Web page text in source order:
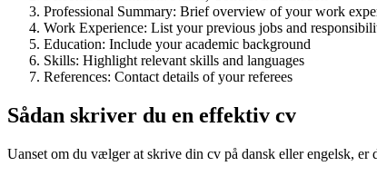
Professional Summary: Brief overview of your work
Work Experience: List your previous jobs and
Education: Include your academic background
Skills: Highlight relevant skills and languages
References: Contact details of your referees
Sådan skriver du en effektiv cv
Uanset om du vælger at skrive din cv på dansk eller engelsk,